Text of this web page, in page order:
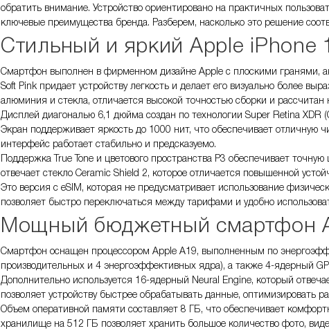
обратить внимание. Устройство ориентировано на практичных
ключевые преимущества бренда. Разберем, насколько это решение
Стильный и яркий Apple iPhone
Смартфон выполнен в фирменном дизайне Apple с плоскими гранями,
Soft Pink придает устройству легкость и делает его визуально более
алюминия и стекла, отличается высокой точностью сборки и рассчитан
Дисплей диагональю 6,1 дюйма создан по технологии Super Retina
Экран поддерживает яркость до 1000 нит, что обеспечивает отличную
интерфейс работает стабильно и предсказуемо.
Поддержка True Tone и цветового пространства P3 обеспечивает
отвечает стекло Ceramic Shield 2, которое отличается повышенной
Это версия с eSIM, которая не предусматривает использование
позволяет быстро переключаться между тарифами и удобно
Мощный бюджетный смартфон
Смартфон оснащен процессором Apple A19, выполненным по
производительных и 4 энергоэффективных ядра), а также 4-ядерный
Дополнительно используется 16-ядерный Neural Engine, который
позволяет устройству быстрее обрабатывать данные, оптимизировать
Объем оперативной памяти составляет 8 ГБ, что обеспечивает
хранилище на 512 ГБ позволяет хранить большое количество фото,